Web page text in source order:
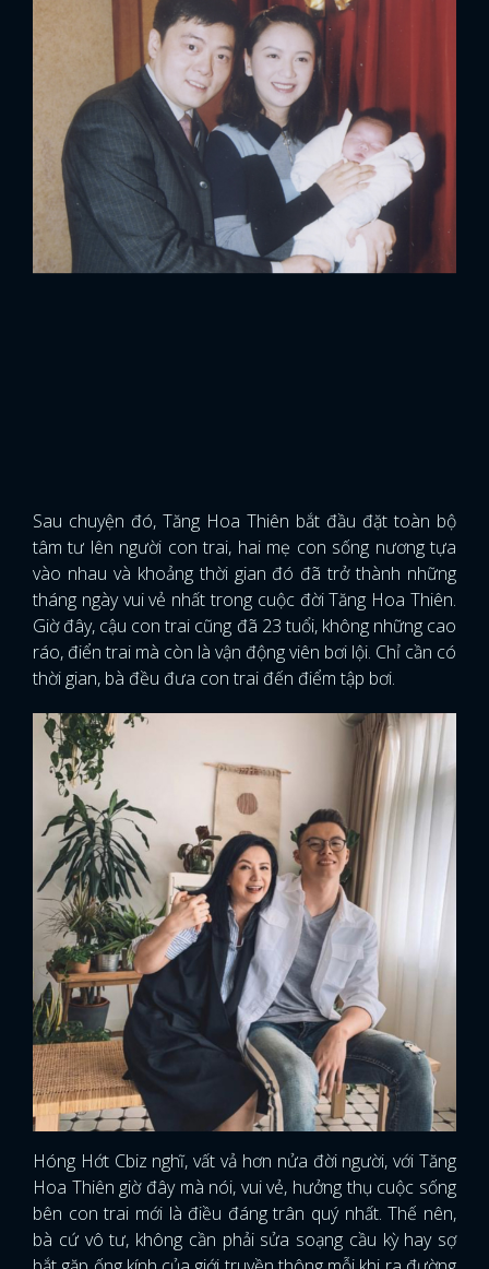
x
ĐĂNG NHẬP
Sau chuyện đó, Tăng Hoa Thiên bắt đầu đặt toàn bộ
tâm tư lên người con trai, hai mẹ con sống nương tựa
vào nhau và khoảng thời gian đó đã trở thành những
tháng ngày vui vẻ nhất trong cuộc đời Tăng Hoa Thiên.
Giờ đây, cậu con trai cũng đã 23 tuổi, không những cao
ráo, điển trai mà còn là vận động viên bơi lội. Chỉ cần có
thời gian, bà đều đưa con trai đến điểm tập bơi.
Hóng Hớt Cbiz nghĩ, vất vả hơn nửa đời người, với Tăng
Hoa Thiên giờ đây mà nói, vui vẻ, hưởng thụ cuộc sống
bên con trai mới là điều đáng trân quý nhất. Thế nên,
bà cứ vô tư, không cần phải sửa soạng cầu kỳ hay sợ